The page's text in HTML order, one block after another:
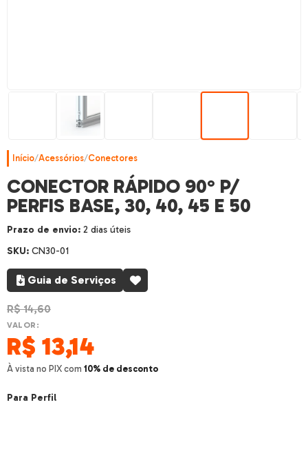
Início/Acessórios/Conectores
CONECTOR RÁPIDO 90° P/
PERFIS BASE, 30, 40, 45 E 50
Prazo de envio: 2 dias úteis
SKU: CN30-01
Guia de Serviços
R$14,60
VALOR:
R$ 13,14
À vista no PIX com 10% de desconto
Para Perfil